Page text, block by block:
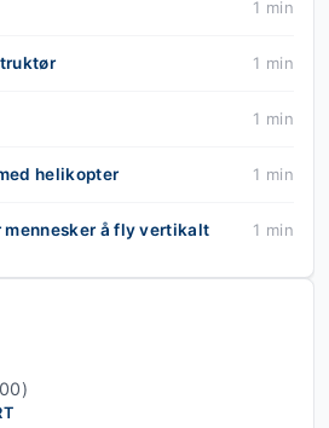
1 min
1 min
1 min
helikopter 1 min
å fly vertikalt 1 min